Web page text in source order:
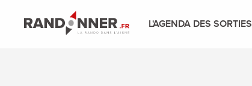
L'AGENDA DES SORTIES